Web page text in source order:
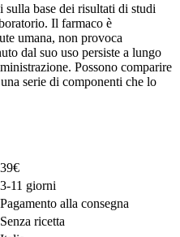
base dei risultati di studi
Il farmaco è
umana, non provoca
dal suo uso persiste a lungo
Possono comparire
serie di componenti che lo
39€
3-11 giorni
Pagamento alla consegna
Senza ricetta